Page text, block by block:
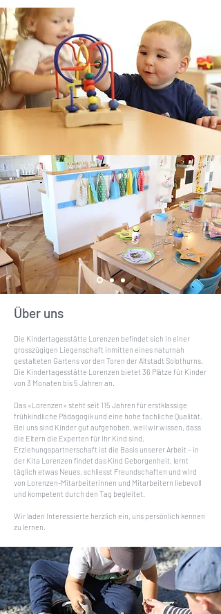
Über uns
Die Kindertagesstätte Lorenzen befindet sich in einer
grosszügigen Liegenschaft inmitten eines naturnah
gestalteten Gartens vor den Toren der Altstadt Solothurns.
Die Kindertagesstätte Lorenzen bietet 36 Plätze für Kinder
von 3 Monaten bis 5 Jahren an.
Das «Lorenzen» steht seit 115 Jahren für erstklassige
frühkindliche Pädagogik und eine hohe fachliche Qualität.
Bei uns sind Kinder gut aufgehoben, weil wir wissen, dass
die Eltern die Experten für Ihr Kind sind.
Erziehungspartnerschaft ist die Basis unserer Arbeit – in
der Kita Lorenzen findet das Kind Geborgenheit, lernt
täglich etwas Neues, schliesst Freundschaften und wird
von Lorenzen-Mitarbeiterinnen und Mitarbeitern liebevoll
und kompetent durch den Tag begleitet.
Wir laden Interessierte herzlich ein, uns persönlich kennen
zu lernen.